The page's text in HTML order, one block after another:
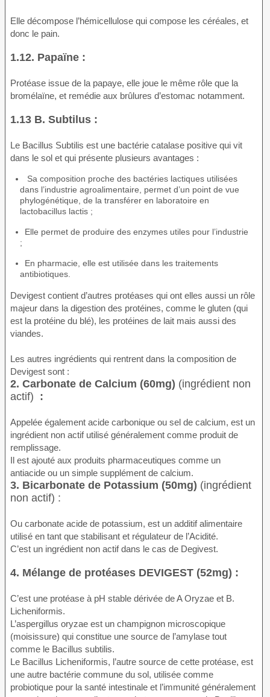
Elle décompose l’hémicellulose qui compose les céréales, et
donc le pain.
1.12. Papaïne :
Protéase issue de la papaye, elle joue le même rôle que la
bromélaïne, et remédie aux brûlures d’estomac notamment.
1.13 B. Subtilus :
Le Bacillus Subtilis est une bactérie catalase positive qui vit
dans le sol et qui présente plusieurs avantages :
Sa composition proche des bactéries lactiques utilisées
dans l’industrie agroalimentaire, permet d’un point de vue
phylogénétique, de la transférer en laboratoire en
lactobacillus lactis ;
Elle permet de produire des enzymes utiles pour l’industrie
;
En pharmacie, elle est utilisée dans les traitements
antibiotiques.
Devigest contient d’autres protéases qui ont elles aussi un rôle
majeur dans la digestion des protéines, comme le gluten (qui
est la protéine du blé), les protéines de lait mais aussi des
viandes.
Les autres ingrédients qui rentrent dans la composition de
Devigest sont :
2. Carbonate de Calcium (60mg) (ingrédient non
actif) :
Appelée également acide carbonique ou sel de calcium, est un
ingrédient non actif utilisé généralement comme produit de
remplissage.
Il est ajouté aux produits pharmaceutiques comme un
antiacide ou un simple supplément de calcium.
3. Bicarbonate de Potassium (50mg) (ingrédient
non actif) :
Ou carbonate acide de potassium, est un additif alimentaire
utilisé en tant que stabilisant et régulateur de l’Acidité.
C’est un ingrédient non actif dans le cas de Degivest.
4. Mélange de protéases DEVIGEST (52mg) :
C’est une protéase à pH stable dérivée de A Oryzae et B.
Licheniformis.
L’aspergillus oryzae est un champignon microscopique
(moisissure) qui constitue une source de l’amylase tout
comme le Bacillus subtilis.
Le Bacillus Licheniformis, l’autre source de cette protéase, est
une autre bactérie commune du sol, utilisée comme
probiotique pour la santé intestinale et l’immunité généralement